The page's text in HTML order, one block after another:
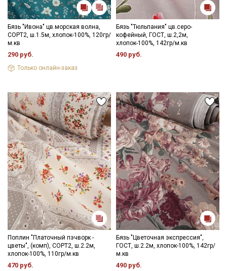
Бязь "Ивона" цв.морская волна,
СОРТ2, ш.1.5м, хлопок-100%, 120гр/
м.кв
290 руб.
Только онлайн-заказ
Бязь "Тюльпания" цв.серо-
кофейный, ГОСТ, ш.2,2м,
хлопок-100%, 142гр/м.кв
490 руб.
Поплин "Платочный пэчворк -
цветы", (комп), СОРТ2, ш.2.2м,
хлопок-100%, 110гр/м.кв
470 руб.
Бязь "Цветочная экспрессия",
ГОСТ, ш.2.2м, хлопок-100%, 142гр/
м.кв
490 руб.